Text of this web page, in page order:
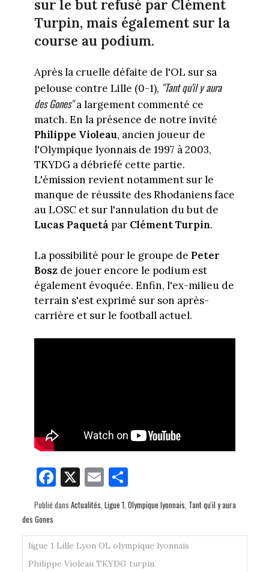
sur le but refusé par Clément
Turpin, mais également sur la
course au podium.
Après la cruelle défaite de l'OL sur sa
pelouse contre Lille (0-1), "Tant qu'il y aura
des Gones"a largement commenté ce
match. En la présence de notre invité
Philippe Violeau, ancien joueur de
l'Olympique lyonnais de 1997 à 2003,
TKYDG a débriefé cette partie.
L'émission revient notamment sur le
manque de réussite des Rhodaniens face
au LOSC et sur l'annulation du but de
Lucas Paquetá par Clément Turpin.
La possibilité pour le groupe de Peter
Boszde jouer encore le podium est
également évoquée. Enfin, l'ex-milieu de
terrain s'est exprimé sur son après-
carrière et sur le football actuel.
Fa
ce
bo
ok
X E
m
ail
Pa
rt
ag
er
Publié dans Actualités Ligue 1 Olympique lyonnais Tant qu'il y aura
des Gones
ligue 1 Lille Lyon OL olympique lyonnais
Philippe Violeau TKYDG turpin